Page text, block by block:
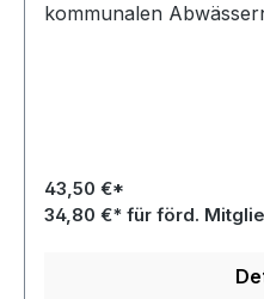
kommunalen
43,50 €*
34,80 €* für förd.